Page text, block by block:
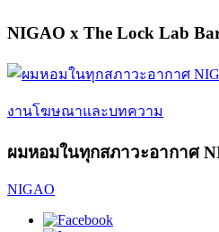
NIGAO x The Lock Lab
งานโฆษณาและบทความ
ผมหอมในทุกสภาวะอากาศ
NIGAO